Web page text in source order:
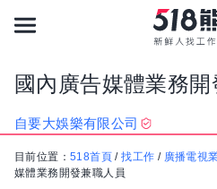
國內廣告媒體業務開
自要大娛樂有限公司
目前位置： 518首頁 /找工作 / 廣播電視
媒體業務開發兼職人員